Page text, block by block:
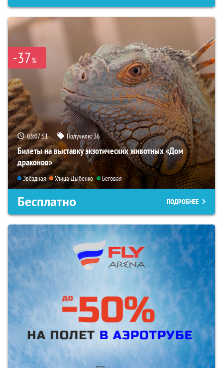
-37%
03:07:49 Получили:36
Билеты на выставку экзотических животных «Дом
драконов»
Звёздная Улица Дыбенко Беговая
Бесплатно ПОДРОБНЕЕ